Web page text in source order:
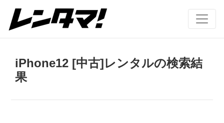
iPhone12 [中古]レンタルの検索結
果